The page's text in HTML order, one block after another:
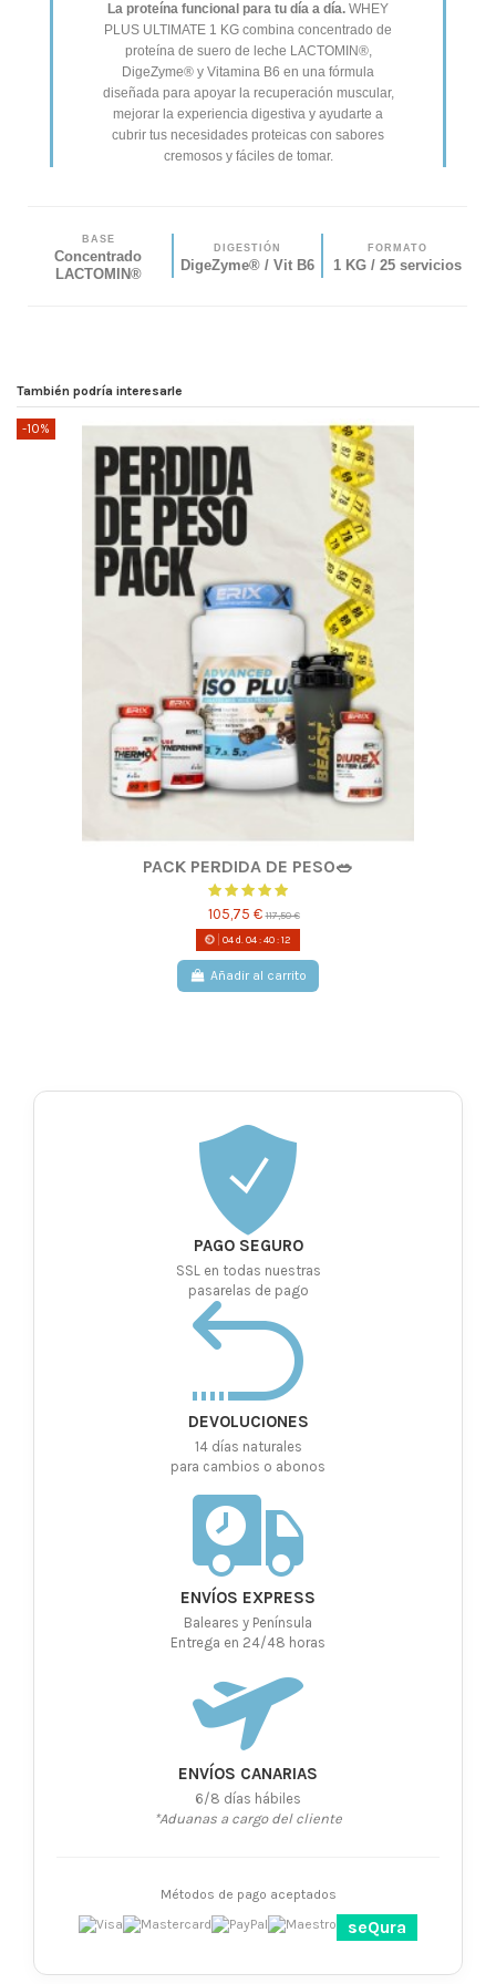
La proteína funcional para tu día a día. WHEY
PLUS ULTIMATE 1 KG combina concentrado de
proteína de suero de leche LACTOMIN®,
DigeZyme® y Vitamina B6 en una fórmula
diseñada para apoyar la recuperación muscular,
mejorar la experiencia digestiva y ayudarte a
cubrir tus necesidades proteicas con sabores
cremosos y fáciles de tomar.
BASE
Concentrado
LACTOMIN®
DIGESTIÓN
DigeZyme® / Vit B6
FORMATO
1 KG / 25 servicios
También podría interesarle
-10%
PACK PERDIDA DE PESO🥗​
105,75 € 117,50 €
04d. 04:40:11
Añadir al carrito
PAGO SEGURO
SSL en todas nuestras
pasarelas de pago
DEVOLUCIONES
14 días naturales
para cambios o abonos
ENVÍOS EXPRESS
Baleares y Península
Entrega en 24/48 horas
ENVÍOS CANARIAS
6/8 días hábiles
*Aduanas a cargo del cliente
Métodos de pago aceptados
seQura